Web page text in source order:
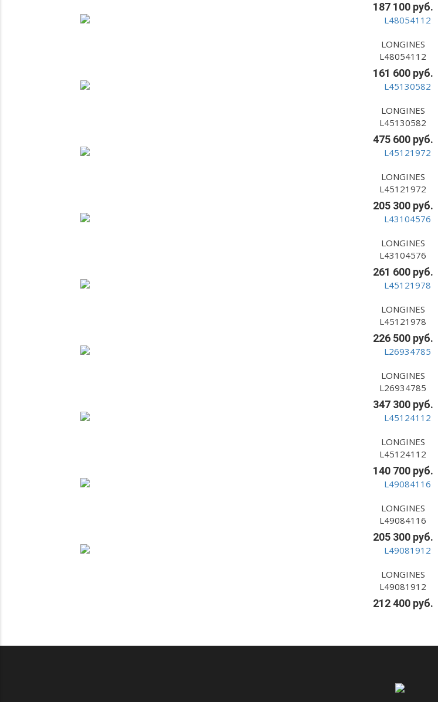
187 100 руб.
LONGINES
L48054112
161 600 руб.
LONGINES
L45130582
475 600 руб.
LONGINES
L45121972
205 300 руб.
LONGINES
L43104576
261 600 руб.
LONGINES
L45121978
226 500 руб.
LONGINES
L26934785
347 300 руб.
LONGINES
L45124112
140 700 руб.
LONGINES
L49084116
205 300 руб.
LONGINES
L49081912
212 400 руб.